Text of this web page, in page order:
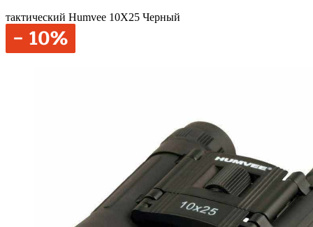
тактический Humvee 10X25 Черный